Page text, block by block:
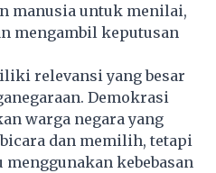
manusia untuk menilai,
mengambil keputusan
relevansi yang besar
Demokrasi
warga negara yang
dan memilih, tetapi
kebebasan